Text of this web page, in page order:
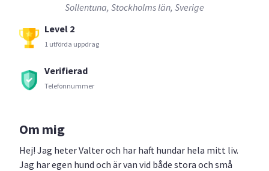
Sollentuna, Stockholms län, Sverige
Level 2
1 utförda uppdrag
Verifierad
Telefonnummer
Om mig
Hej! Jag heter Valter och har haft hundar hela mitt liv.
Jag har egen hund och är van vid både stora och små